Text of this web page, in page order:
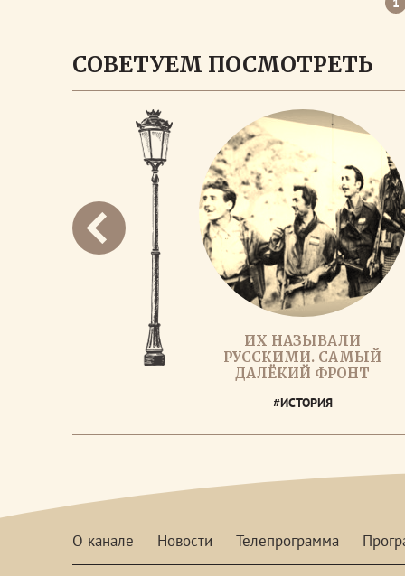
СОВЕТУЕМ ПОСМОТРЕТЬ
ИХ НАЗЫВАЛИ
РУССКИМИ. САМЫЙ
ДАЛЁКИЙ ФРОНТ
#ИСТОРИЯ
О канале Новости Телепрограмма